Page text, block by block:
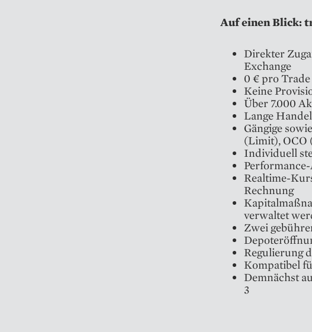
Auf einen Blick:
Direkter
Exchange
0 € pro
Keine
Über 7.000
Lange
Gängige
(Limit), OCO
Individuell
Realtime-
Rechnung
verwaltet
Zwei
Regulierung
Kompatibel
Demnächst
3